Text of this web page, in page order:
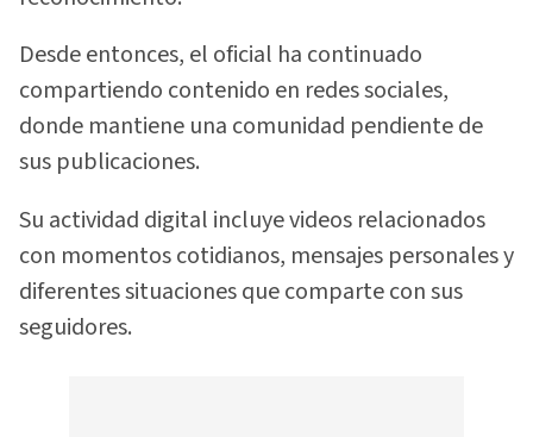
Desde entonces, el oficial ha continuado
compartiendo contenido en redes sociales,
donde mantiene una comunidad pendiente de
sus publicaciones.
Su actividad digital incluye videos relacionados
con momentos cotidianos, mensajes personales y
diferentes situaciones que comparte con sus
seguidores.